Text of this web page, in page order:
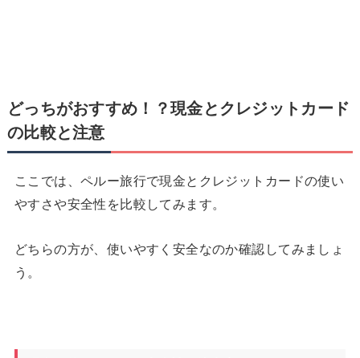
どっちがおすすめ！？現金とクレジットカード
の比較と注意
ここでは、ペルー旅行で現金とクレジットカードの使い
やすさや安全性を比較してみます。
どちらの方が、使いやすく安全なのか確認してみましょ
う。